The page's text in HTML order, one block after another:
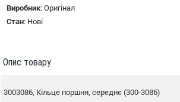
Виробник:Оригінал
Стан: Нові
Опис товару
3003086, Кільце поршня, середнє (300-3086)